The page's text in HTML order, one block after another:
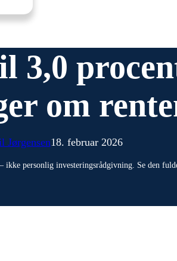
3,0
om
Jørgensen18. februar 2026
ikke personlig investeringsrådgivning. Se den